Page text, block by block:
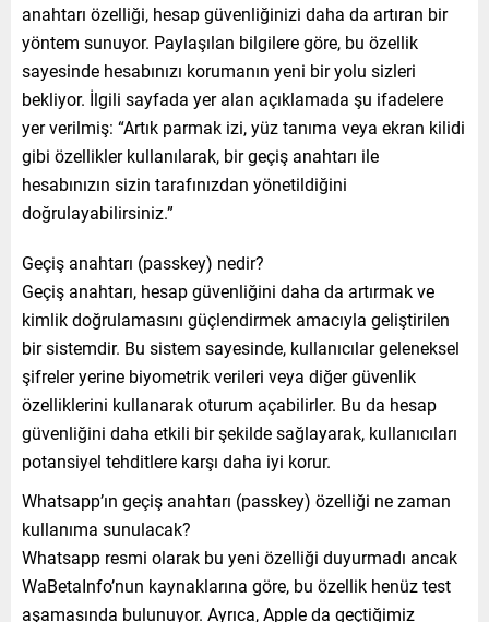
anahtarı özelliği, hesap güvenliğinizi daha da artıran bir
yöntem sunuyor. Paylaşılan bilgilere göre, bu özellik
sayesinde hesabınızı korumanın yeni bir yolu sizleri
bekliyor. İlgili sayfada yer alan açıklamada şu ifadelere
yer verilmiş: “Artık parmak izi, yüz tanıma veya ekran kilidi
gibi özellikler kullanılarak, bir geçiş anahtarı ile
hesabınızın sizin tarafınızdan yönetildiğini
doğrulayabilirsiniz.”
Geçiş anahtarı (passkey) nedir?
Geçiş anahtarı, hesap güvenliğini daha da artırmak ve
kimlik doğrulamasını güçlendirmek amacıyla geliştirilen
bir sistemdir. Bu sistem sayesinde, kullanıcılar geleneksel
şifreler yerine biyometrik verileri veya diğer güvenlik
özelliklerini kullanarak oturum açabilirler. Bu da hesap
güvenliğini daha etkili bir şekilde sağlayarak, kullanıcıları
potansiyel tehditlere karşı daha iyi korur.
Whatsapp’ın geçiş anahtarı (passkey) özelliği ne zaman
kullanıma sunulacak?
Whatsapp resmi olarak bu yeni özelliği duyurmadı ancak
WaBetaInfo’nun kaynaklarına göre, bu özellik henüz test
aşamasında bulunuyor. Ayrıca, Apple da geçtiğimiz